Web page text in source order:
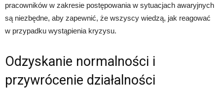
pracowników w zakresie postępowania w sytuacjach awaryjnych
są niezbędne, aby zapewnić, że wszyscy wiedzą, jak reagować
w przypadku wystąpienia kryzysu.
Odzyskanie normalności i
przywrócenie działalności